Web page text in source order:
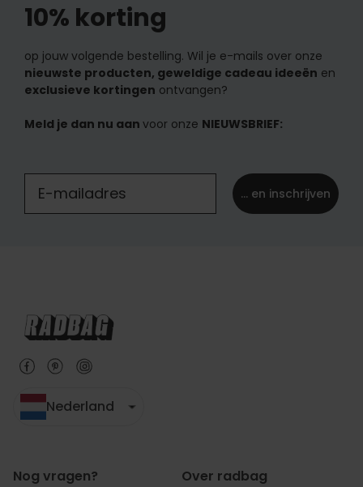
10% korting
op jouw volgende bestelling. Wil je e-mails over onze
nieuwste producten, geweldige cadeau ideeën en
exclusieve kortingen ontvangen?
Meld je dan nu aan voor onze NIEUWSBRIEF:
... en inschrijven
Nederland
Nog vragen? Over radbag